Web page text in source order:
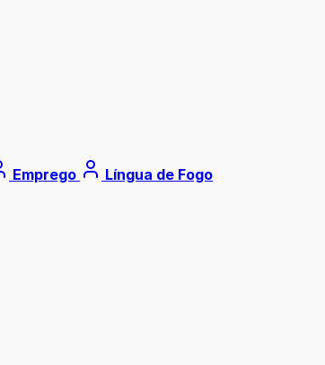
Emprego Língua de Fogo